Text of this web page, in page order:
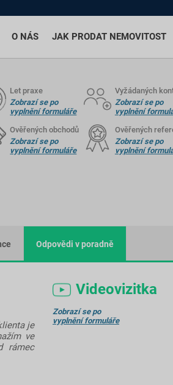
O NÁS JAK PRODAT NEMOVITOST
Let praxe
Zobrazí se po
vyplnění formuláře
Vyžádaných
Zobrazí se po
vyplnění
Ověřených obchodů
Zobrazí se po
vyplnění formuláře
Ověřených
Zobrazí se po
vyplnění
Odpovědi v poradně
je
ve
rámec
Videovizitka
Zobrazí se po
vyplnění formuláře